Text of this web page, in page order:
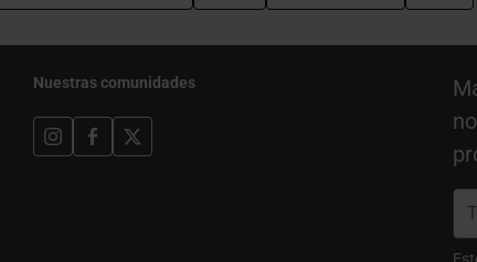
Nuestras comunidades